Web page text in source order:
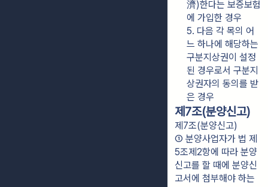
濟)한다는 보증보험
에 가입한 경우
5. 다음 각 목의 어
느 하나에 해당하는
구분지상권이 설정
된 경우로서 구분지
상권자의 동의를 받
은 경우
제7조(분양신고)
제7조(분양신고)
① 분양사업자가 법 제
5조제2항에 따라 분양
신고를 할 때에 분양신
고서에 첨부해야 하는